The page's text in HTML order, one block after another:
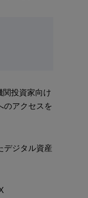
関投資家向け
のアクセスを
デジタル資産